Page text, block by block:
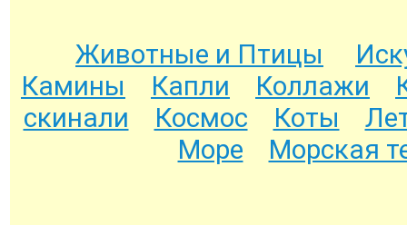
Животные и Птицы
Камины
Капли Коллажи
скинали
Космос Коты
Море
Морская